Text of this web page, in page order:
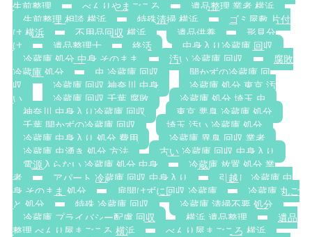
生前整理
べんりやまごころ
遺品整理 業者 横浜
生前整理 相談 横浜
特殊清掃 横浜
ゴミ屋敷 片付
け 横浜
不用品回収 横浜 遺品供養
形見分
け
遺品整理士 終活
中身入り冷蔵庫 回収
冷蔵庫 処分 中身 そのまま
汚い 冷蔵庫 回収
腐敗
冷蔵庫 処分
虫 冷蔵庫 回収
開かずの冷蔵庫 回
収
冷蔵庫 回収 神奈川 中身
冷蔵庫 処分 東京 汚
い
冷蔵庫 回収 千葉 腐敗
冷蔵庫 処分 埼玉 虫
神奈川 中身入り冷蔵庫 回収
東京 悪臭 冷蔵庫 処分
千葉 開かずの冷蔵庫 回収
埼玉 汚い 冷蔵庫 処分
冷蔵庫 中身入り 処分 費用
冷蔵庫 異臭 回収 業者
冷蔵庫 虫湧き 処分 方法
古い 冷蔵庫 回収 中身入り
電源入らない 冷蔵庫 処分 中身
冷蔵庫 放置 処分 業
者
アパート 冷蔵庫 回収 中身入り
引越し 冷蔵庫 中
身 そのまま 処分
扉開けずに回収 冷蔵庫
冷蔵庫 丸ご
と 処分
特殊 冷蔵庫 回収
冷蔵庫 清掃不要 処分
冷蔵庫 プライバシー配慮 回収
横浜 遺品整理
遺品
整理 べんり屋まごころ 横浜
べんり屋まごころ 横浜